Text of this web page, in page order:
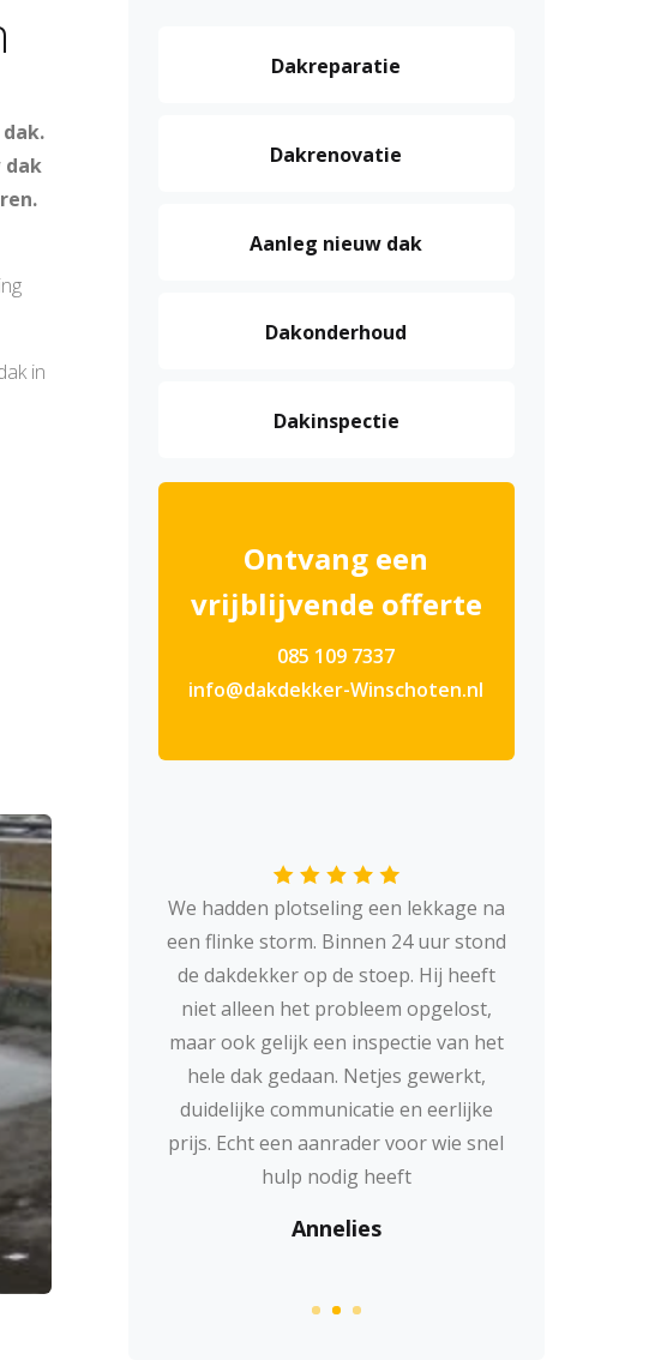
dak
in
Dakreparatie
Dakrenovatie
Aanleg nieuw dak
Dakonderhoud
Dakinspectie
Ontvang een
vrijblijvende offerte
085 109 7337
info@dakdekker-Winschoten.nl
Voor de renovatie van ons oude
pannendak hebben we meerdere
offertes aangevraagd. Deze dakdekker
gaf ons eerlijk advies, zonder meteen
de duurste optie aan te prijzen. Het
resultaat is prachtig geworden, en ze
hielden zich keurig aan de
afgesproken planning. Wij zijn heel
tevreden.
Jeroen